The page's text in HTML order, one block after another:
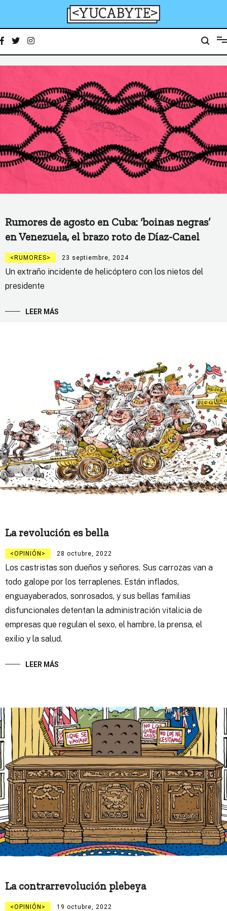
YucaByte
Rumores de agosto en Cuba: ‘boinas negras’
en Venezuela, el brazo roto de Díaz-Canel
RUMORES 23 septiembre, 2024
Un extraño incidente de helicóptero con los nietos del
presidente
LEER MÁS
La revolución es bella
OPINIÓN 28 octubre, 2022
Los castristas son dueños y señores. Sus carrozas van a
todo galope por los terraplenes. Están inflados,
enguayaberados, sonrosados, y sus bellas familias
disfuncionales detentan la administración vitalicia de
empresas que regulan el sexo, el hambre, la prensa, el
exilio y la salud.
LEER MÁS
La contrarrevolución plebeya
OPINIÓN 19 octubre, 2022